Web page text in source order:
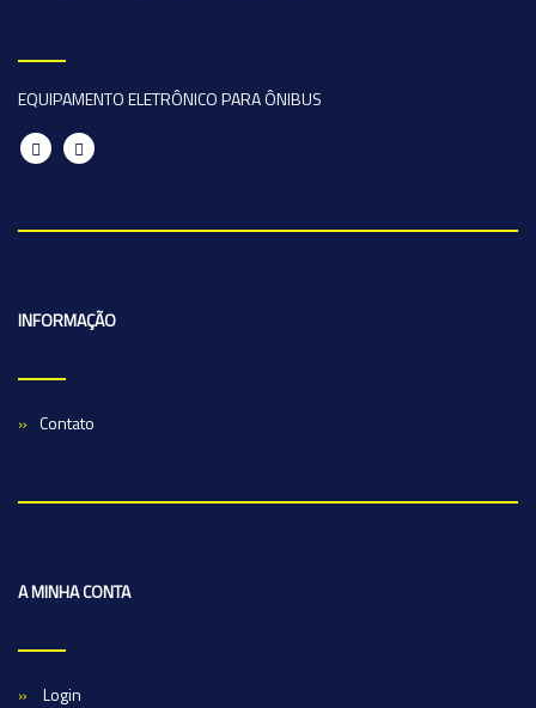
EQUIPAMENTO ELETRÔNICO PARA ÔNIBUS
INFORMAÇÃO
Contato
A MINHA CONTA
Login